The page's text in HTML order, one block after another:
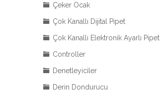
Çeker Ocak
Çok Kanallı Dijital Pipet
Çok Kanallı Elektronik Ayarlı Pipet
Controller
Denetleyiciler
Derin Dondurucu